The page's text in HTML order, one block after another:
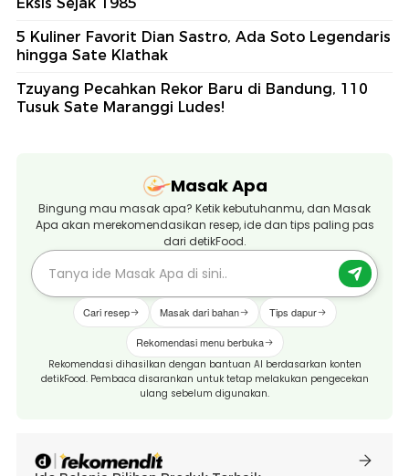
5 Kuliner Favorit Dian Sastro, Ada Soto Legendaris
hingga Sate Klathak
Tzuyang Pecahkan Rekor Baru di Bandung, 110
Tusuk Sate Maranggi Ludes!
Masak Apa
Bingung mau masak apa? Ketik kebutuhanmu, dan Masak
Apa akan merekomendasikan resep, ide dan tips paling pas
dari detikFood.
Cari resep Masak dari bahan Tips dapur
Rekomendasi menu berbuka
Rekomendasi dihasilkan dengan bantuan AI berdasarkan konten
detikFood. Pembaca disarankan untuk tetap melakukan pengecekan
ulang sebelum digunakan.